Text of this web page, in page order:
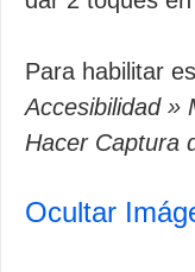
Para habilitar
Accesibilidad »
Hacer Captura
Ocultar